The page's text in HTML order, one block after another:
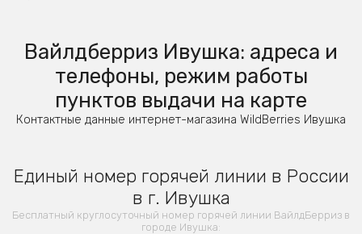
Вайлдберриз Ивушка: адреса и
телефоны, режим работы
пунктов выдачи на карте
Контактные данные интернет-магазина WildBerries Ивушка
Единый номер горячей линии в России
в г. Ивушка
Бесплатный круглосуточный номер горячей линии ВайлдБерриз в
городе Ивушка: